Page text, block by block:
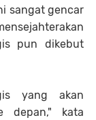
sangat gencar
pun dikebut
yang akan
depan," kata